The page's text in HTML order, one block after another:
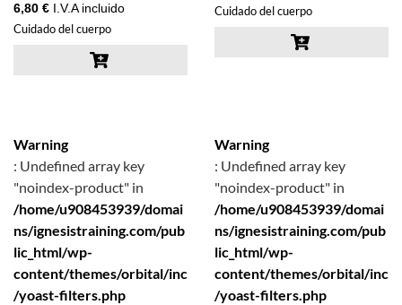
6,80 € I.V.A incluido
Cuidado del cuerpo
Cuidado del cuerpo
Warning
: Undefined array key
"noindex-product" in
/home/u908453939/domai
ns/ignesistraining.com/pub
lic_html/wp-
content/themes/orbital/inc
/yoast-filters.php
Warning
: Undefined array key
"noindex-product" in
/home/u908453939/domai
ns/ignesistraining.com/pub
lic_html/wp-
content/themes/orbital/inc
/yoast-filters.php